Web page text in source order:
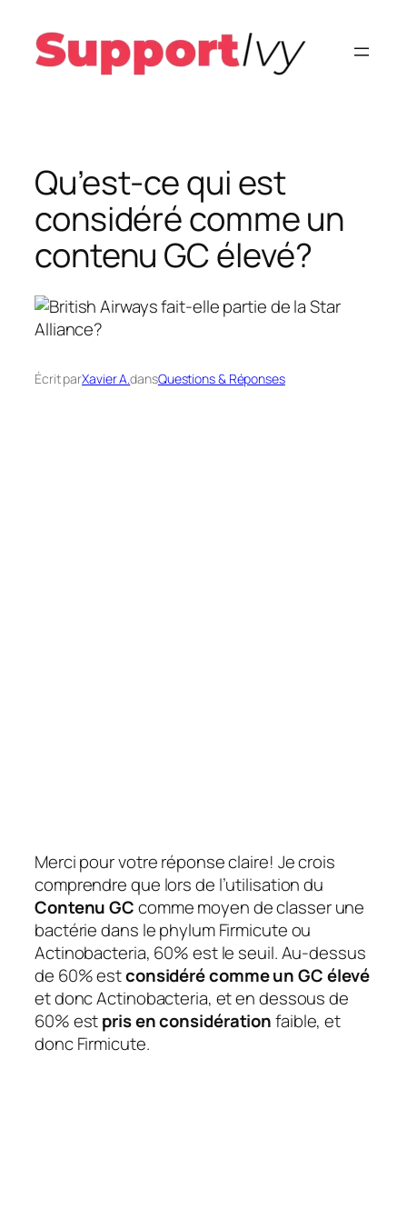
contenu
Qu’est-ce qui est
considéré comme un
contenu GC élevé?
Écrit parXavier A.dansQuestions & Réponses
Merci pour votre réponse claire! Je crois
comprendre que lors de l’utilisation du
Contenu GCcomme moyen de classer une
bactérie dans le phylum Firmicute ou
Actinobacteria, 60% est le seuil. Au-dessus
de 60% estconsidéré comme un GC élevé
et donc Actinobacteria, et en dessous de
60% estpris en considérationfaible, et
donc Firmicute.